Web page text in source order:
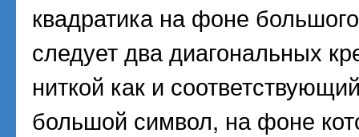
квадратика на фоне
следует два диагональных
ниткой как и
большой символ, на фоне